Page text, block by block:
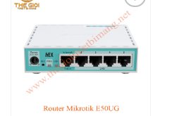
Add to
wishlist